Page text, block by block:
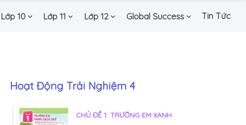
Lớp 10 Lớp 11 Lớp 12 Global Success Tin Tức
Hoạt Động Trải Nghiệm 4
CHỦ ĐỀ 1: TRƯỜNG EM XANH